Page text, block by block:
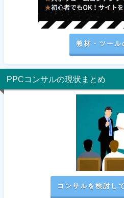
教材・ツール
PPCコンサルの現状まとめ
コンサルを検討し